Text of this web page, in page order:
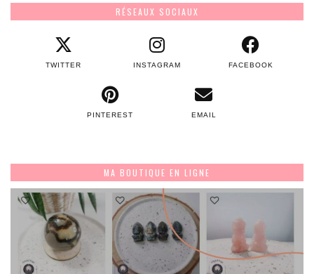
RÉSEAUX SOCIAUX
TWITTER INSTAGRAM FACEBOOK
PINTEREST EMAIL
MA BOUTIQUE EN LIGNE